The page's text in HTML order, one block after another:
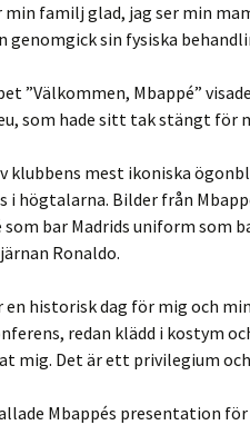
min familj glad, jag ser min
genomgick sin fysiska
”Välkommen, Mbappé”
som hade sitt tak stängt för
klubbens mest ikoniska
i högtalarna. Bilder från
som bar Madrids uniform som
Ronaldo.
en historisk dag för mig och
redan klädd i kostym
mig. Det är ett privilegium
Mbappés presentation